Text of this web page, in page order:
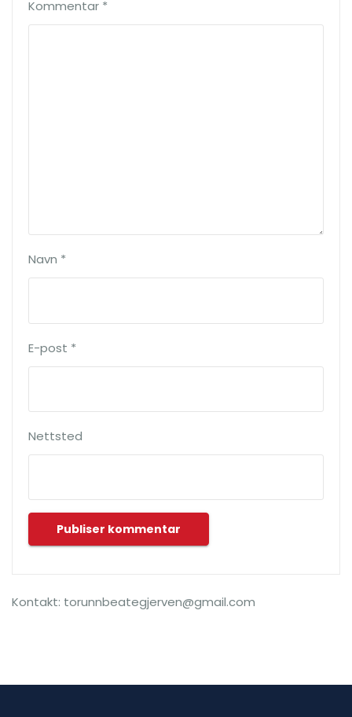
Kommentar *
Navn *
E-post *
Nettsted
Kontakt: torunnbeategjerven@gmail.com